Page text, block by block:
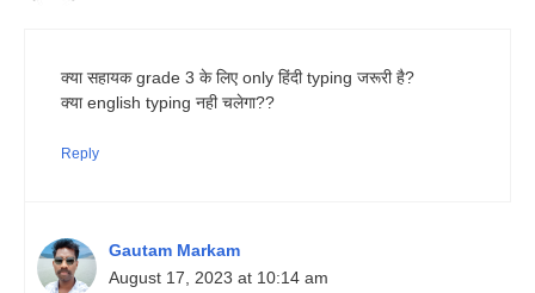
क्या सहायक grade 3 के लिए only हिंदी typing जरूरी है?
क्या english typing नही चलेगा??
Reply
Gautam Markam
August 17, 2023 at 10:14 am